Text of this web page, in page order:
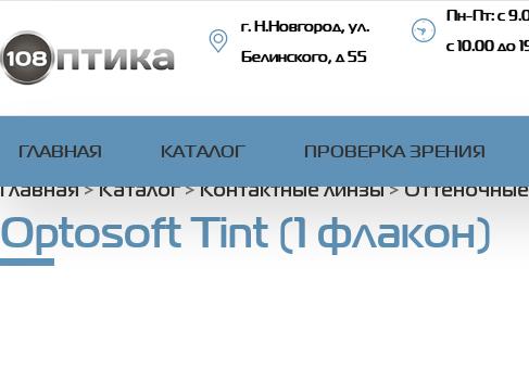
г. Н.Новгород, ул.
Белинского, д 55
Пн-Пт: c
с 10.00 до
ГЛАВНАЯ КАТАЛОГ ПРОВЕРКА ЗРЕНИЯ
Главная>Каталог>Контактные линзы>Оттеночные
Optosoft Tint (1 флакон)